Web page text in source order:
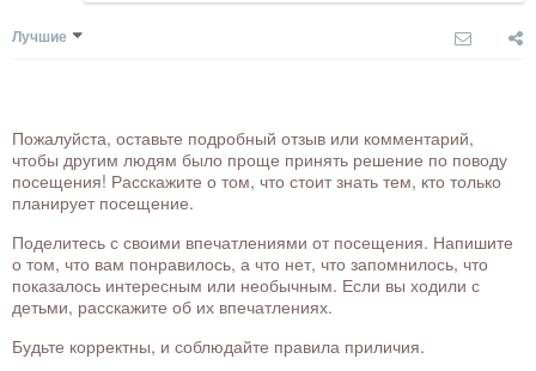
Лучшие
Пожалуйста, оставьте подробный отзыв или комментарий,
чтобы другим людям было проще принять решение по поводу
посещения! Расскажите о том, что стоит знать тем, кто только
планирует посещение.
Поделитесь с своими впечатлениями от посещения. Напишите
о том, что вам понравилось, а что нет, что запомнилось, что
показалось интересным или необычным. Если вы ходили с
детьми, расскажите об их впечатлениях.
Будьте корректны, и соблюдайте правила приличия.